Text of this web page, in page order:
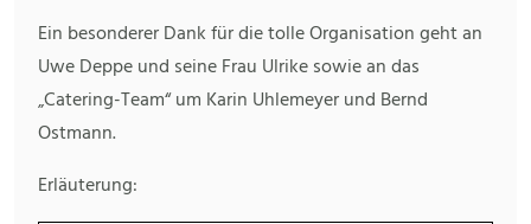
Ein besonderer Dank für die tolle Organisation geht an
Uwe Deppe und seine Frau Ulrike sowie an das
„Catering-Team“ um Karin Uhlemeyer und Bernd
Ostmann.
Erläuterung: